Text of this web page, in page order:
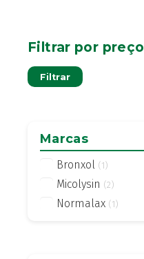
Filtrar por preço
Filtrar
Marcas
Bronxol (1)
Micolysin (2)
Normalax (1)